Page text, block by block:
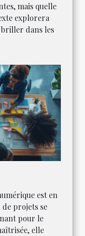
mais quelle
explorera
dans les
est en
projets se
pour le
elle